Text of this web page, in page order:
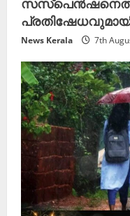
News Kerala 7th